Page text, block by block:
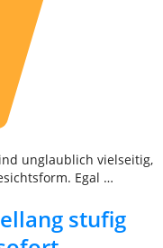
unglaublich vielseitig,
Egal …
stufig